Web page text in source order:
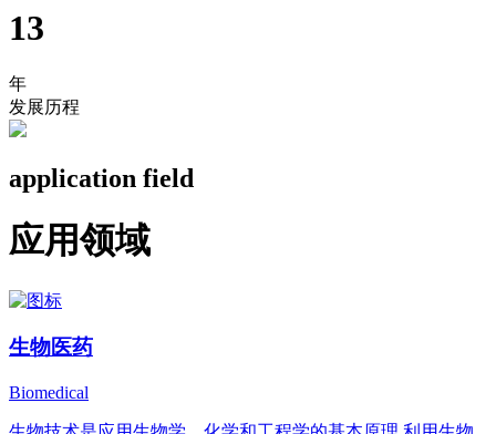
13
年
发展历程
application field
应用领域
生物医药
Biomedical